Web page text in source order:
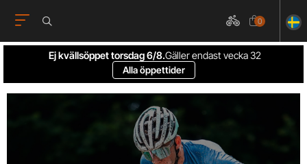
0
Ej kvällsöppet torsdag 6/8.Gäller endast vecka 32
Alla öppettider